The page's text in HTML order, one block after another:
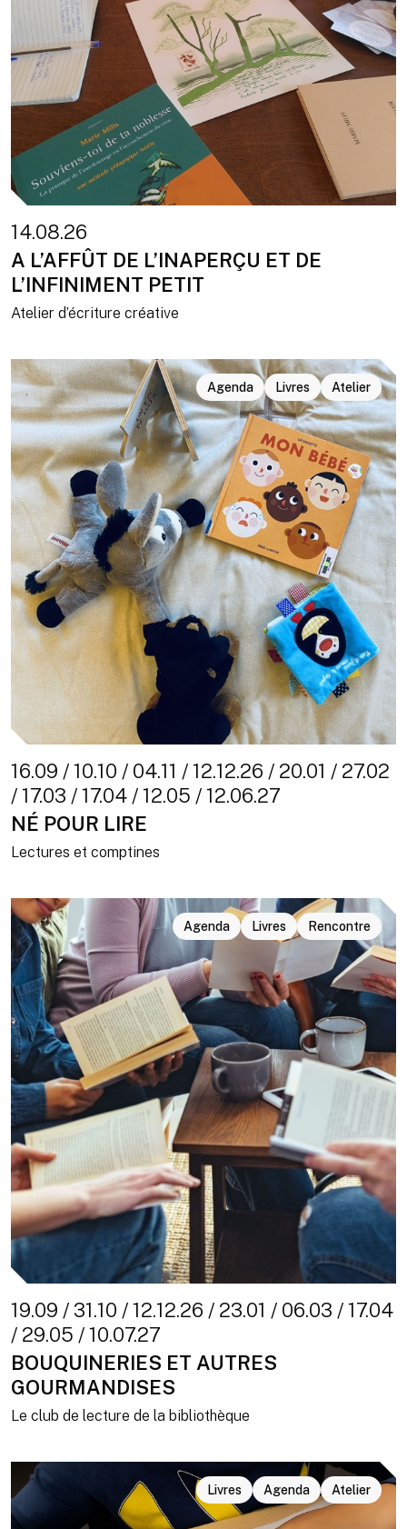
14.08.26
A L’AFFÛT DE L’INAPERÇU ET DE
L’INFINIMENT PETIT
Atelier d’écriture créative
Agenda Livres Atelier
16.09 / 10.10 / 04.11 / 12.12.26 / 20.01 / 27.02
/ 17.03 / 17.04 / 12.05 / 12.06.27
NÉ POUR LIRE
Lectures et comptines
Agenda Livres Rencontre
19.09 / 31.10 / 12.12.26 / 23.01 / 06.03 / 17.04
/ 29.05 / 10.07.27
BOUQUINERIES ET AUTRES
GOURMANDISES
Le club de lecture de la bibliothèque
Livres Agenda Atelier